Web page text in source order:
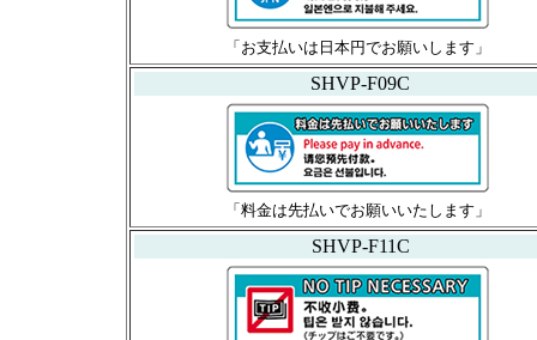
「お支払いは日本円でお願いします」
SHVP-F09C
「料金は先払いでお願いいたします」
SHVP-F11C